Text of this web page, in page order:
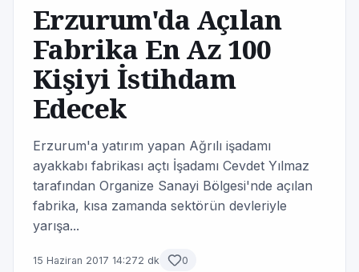
Erzurum'da Açılan
Fabrika En Az 100
Kişiyi İstihdam
Edecek
Erzurum'a yatırım yapan Ağrılı işadamı
ayakkabı fabrikası açtı İşadamı Cevdet Yılmaz
tarafından Organize Sanayi Bölgesi'nde açılan
fabrika, kısa zamanda sektörün devleriyle
yarışa...
15 Haziran 2017 14:272 dk 0